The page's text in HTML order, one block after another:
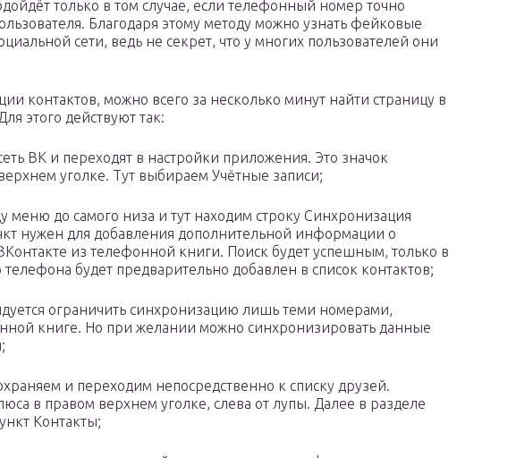
только в том случае, если телефонный номер точно
Благодаря этому методу можно узнать фейковые
сети, ведь не секрет, что у многих пользователей они
контактов, можно всего за несколько минут найти страницу в
этого действуют так:
ВК и переходят в настройки приложения. Это значок
уголке. Тут выбираем Учётные записи;
меню до самого низа и тут находим строку Синхронизация
нужен для добавления дополнительной информации о
из телефонной книги. Поиск будет успешным, только в
будет предварительно добавлен в список контактов;
ограничить синхронизацию лишь теми номерами,
книге. Но при желании можно синхронизировать данные
и переходим непосредственно к списку друзей.
в правом верхнем уголке, слева от лупы. Далее в разделе
Контакты;